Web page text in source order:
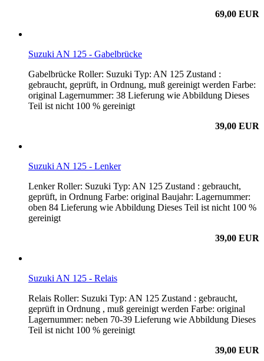
69,00 EUR
Suzuki AN 125 - Gabelbrücke
Gabelbrücke Roller: Suzuki Typ: AN 125 Zustand :
gebraucht, geprüft, in Ordnung, muß gereinigt werden Farbe:
original Lagernummer: 38 Lieferung wie Abbildung Dieses
Teil ist nicht 100 % gereinigt
39,00 EUR
Suzuki AN 125 - Lenker
Lenker Roller: Suzuki Typ: AN 125 Zustand : gebraucht,
geprüft, in Ordnung Farbe: original Baujahr: Lagernummer:
oben 84 Lieferung wie Abbildung Dieses Teil ist nicht 100 %
gereinigt
39,00 EUR
Suzuki AN 125 - Relais
Relais Roller: Suzuki Typ: AN 125 Zustand : gebraucht,
geprüft in Ordnung , muß gereinigt werden Farbe: original
Lagernummer: neben 70-39 Lieferung wie Abbildung Dieses
Teil ist nicht 100 % gereinigt
39,00 EUR